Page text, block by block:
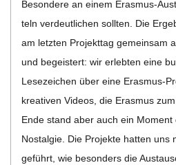
H
U
L
E
Beson­dere an einem Eras­­mus-
teln ver­deut­li­chen soll­ten. Die
am letz­ten Pro­jekt­tag gemein­sam
und begeis­tert: wir erleb­ten eine
Lese­­zei­chen über eine Eras­­mus-
krea­ti­ven Videos, die Eras­mus
Ende stand aber auch ein
Nost­al­gie. Die Pro­jekte hat­ten uns
geführt, wie beson­ders die